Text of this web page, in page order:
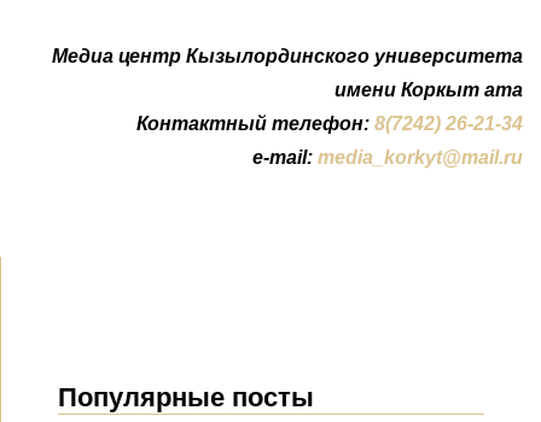
Медиа центр Кызылординского университета
имени Коркыт ата
Контактный телефон: 8(7242) 26-21-34
e-mail: media_korkyt@mail.ru
Популярные посты